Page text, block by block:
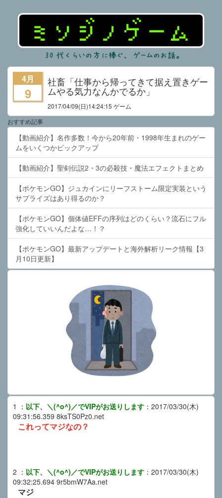
4月
9
社畜「仕事から帰ってきて据え置きゲー
ムやる気力なんかでるか」
2017/04/09(日)14:24:15 ゲーム
おすすめ記事
【動画紹介】名作多数！今から20年前・1998年生まれのゲー
ムをいくつかピックアップ
【動画紹介】聖剣伝説2・3の必殺技・魔法エフェクトまとめ
【ポケモンGO】ジュカインにリーフストーム限定実装という
サプライズはあり得るのか？
【ポケモンGO】個体値EFFの序列はどのくらい？流石にフル
強化していいんだよな…！？
【ポケモンGO】最新アップデートと海外解析リーク情報【3
月10日更新】
1 ： 以下、＼(^o^)／でVIPがお送りします ： 2017/03/30(木)
09:31:56.359 8ksTS0Pz0.net
これってマジなの？
2 ： 以下、＼(^o^)／でVIPがお送りします ： 2017/03/30(木)
09:32:25.694 9r5bmW7Aa.net
マジ